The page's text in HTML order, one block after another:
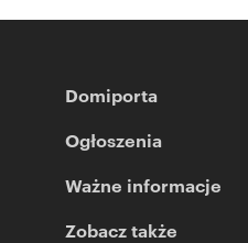
Domiporta
Ogłoszenia
Ważne informacje
Zobacz także